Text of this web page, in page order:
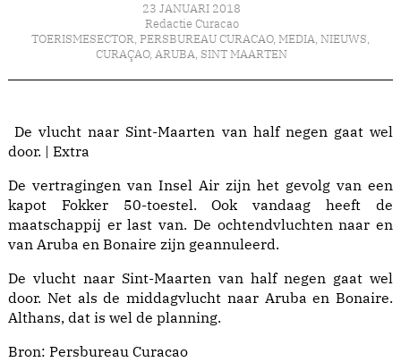
23 JANUARI 2018
Redactie Curacao
TOERISMESECTOR, PERSBUREAU CURACAO, MEDIA, NIEUWS,
CURAÇAO, ARUBA, SINT MAARTEN
De vlucht naar Sint-Maarten van half negen gaat wel
door. | Extra
De vertragingen van Insel Air zijn het gevolg van een
kapot Fokker 50-toestel. Ook vandaag heeft de
maatschappij er last van. De ochtendvluchten naar en
van Aruba en Bonaire zijn geannuleerd.
De vlucht naar Sint-Maarten van half negen gaat wel
door. Net als de middagvlucht naar Aruba en Bonaire.
Althans, dat is wel de planning.
Bron: Persbureau Curacao